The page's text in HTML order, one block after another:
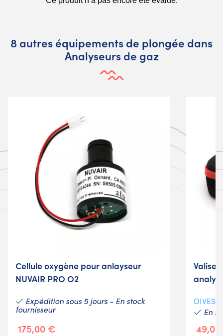
8 autres équipements de plongée dans
Analyseurs de gaz
Cellule oxygène pour anlayseur
NUVAIR PRO O2
Expédition sous 5 jours - En stock
fournisseur
175,00 €
Valise
En